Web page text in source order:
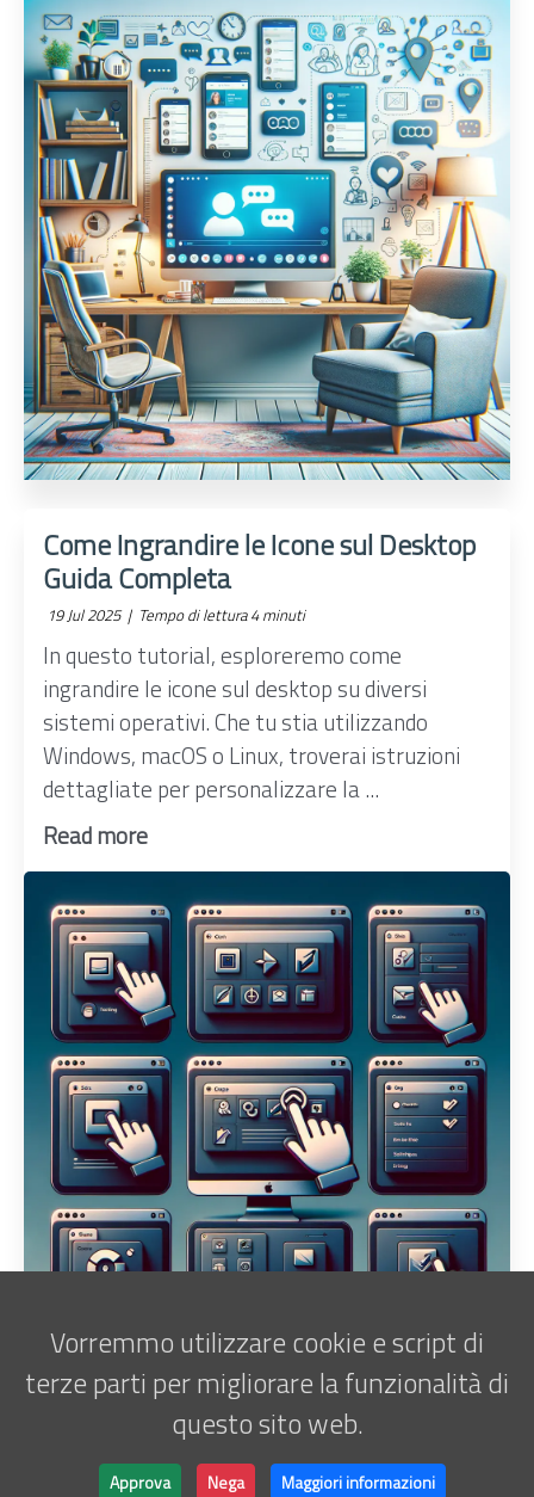
Come Ingrandire le Icone sul Desktop
Guida Completa
19 Jul 2025 | Tempo di lettura 4 minuti
In questo tutorial, esploreremo come
ingrandire le icone sul desktop su diversi
sistemi operativi. Che tu stia utilizzando
Windows, macOS o Linux, troverai istruzioni
dettagliate per personalizzare la ...
Read more
Iscriviti alla newsletter
Marco Antani • © 2025 •ATATOR
Vorremmo utilizzare cookie e script di
terze parti per migliorare la funzionalità di
questo sito web.
Approva Nega Maggiori informazioni